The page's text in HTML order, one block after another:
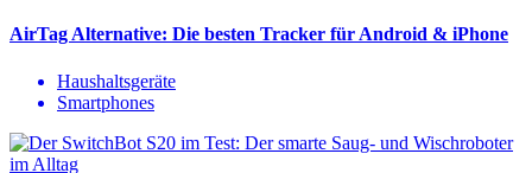
AirTag Alternative: Die besten Tracker für Android & iPhone
Haushaltsgeräte
Smartphones